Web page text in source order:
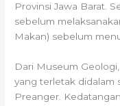
Provinsi Jawa Barat.
sebelum
Makan) sebelum
Dari Museum
yang terletak didalam
Preanger.